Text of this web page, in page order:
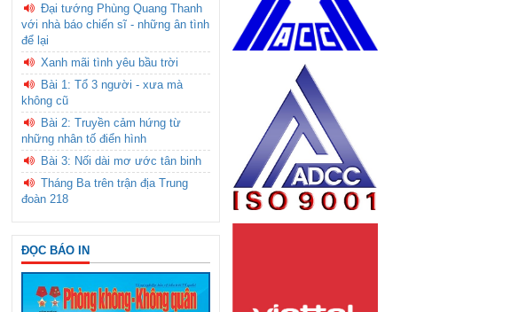
Đại tướng Phùng Quang Thanh
với nhà báo chiến sĩ - những ân tình
để lại
Xanh mãi tình yêu bầu trời
Bài 1: Tổ 3 người - xưa mà
không cũ
Bài 2: Truyền cảm hứng từ
những nhân tố điển hình
Bài 3: Nối dài mơ ước tân binh
Tháng Ba trên trận địa Trung
đoàn 218
ĐỌC BÁO IN